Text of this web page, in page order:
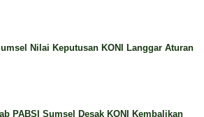
Nilai Keputusan KONI Langgar Aturan
PABSI Sumsel Desak KONI Kembalikan